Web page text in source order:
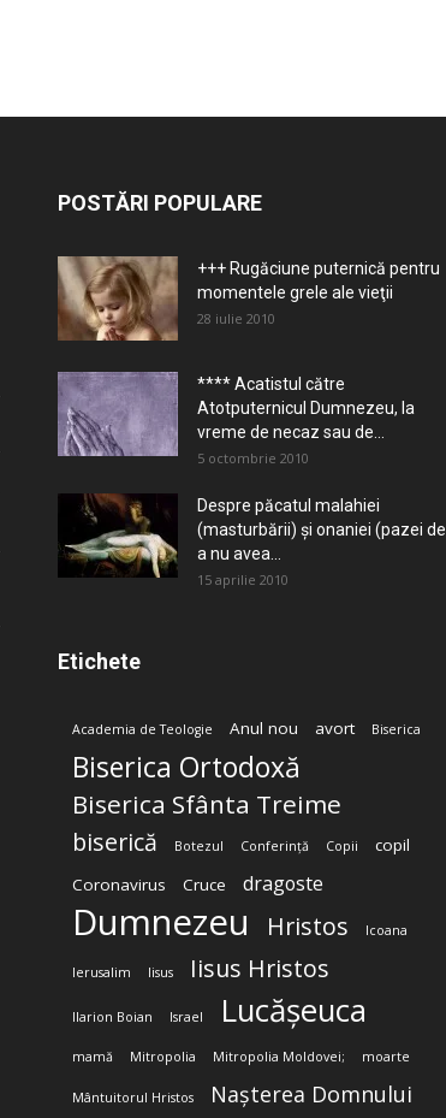
POSTĂRI POPULARE
+++ Rugăciune puternică pentru
momentele grele ale vieţii
28 iulie 2010
**** Acatistul către
Atotputernicul Dumnezeu, la
vreme de necaz sau de...
5 octombrie 2010
Despre păcatul malahiei
(masturbării) şi onaniei (pazei de
a nu avea...
15 aprilie 2010
Etichete
Academia de Teologie Anul nou avort Biserica
Biserica Ortodoxă
Biserica Sfânta Treime
biserică Botezul Conferință Copii
copil
Coronavirus
Cruce dragoste
Dumnezeu Hristos Icoana
Ierusalim Iisus Iisus Hristos
Ilarion Boian Israel Lucășeuca
mamă Mitropolia Mitropolia Moldovei; moarte
Mântuitorul Hristos Nașterea Domnului